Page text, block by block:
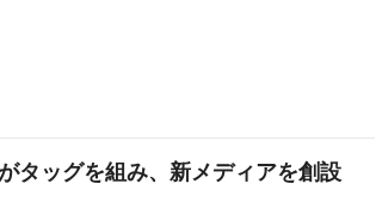
タッグを組み、新メディアを創設